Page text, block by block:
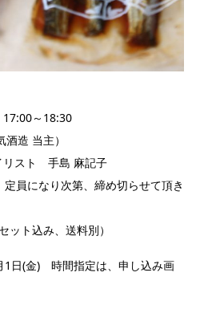
～18:30
造 当主）
リスト 手島 麻記子
員になり次第、締め切らせて頂き
ット込み、送料別）
1日(金) 時間指定は、申し込み画